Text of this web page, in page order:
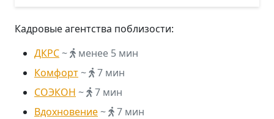
Кадровые агентства поблизости:
ДКРС~
менее 5 мин
Комфорт~
7 мин
СОЭКОН ~
7 мин
Вдохновение~ 7 мин